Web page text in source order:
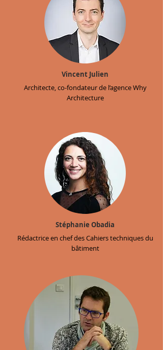
Vincent Julien
Architecte, co-fondateur de l’agence Why
Architecture
Stéphanie Obadia
Rédactrice en chef des Cahiers techniques du
bâtiment